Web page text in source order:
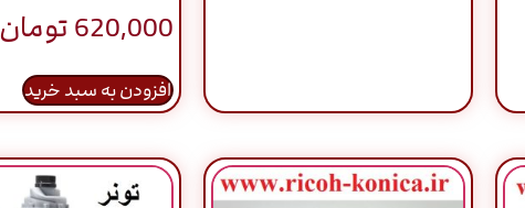
نمره
5.00
از 5
620,000تومان
افزودن به سبد خرید